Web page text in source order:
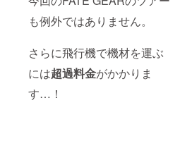
も例外ではありません。
さらに飛行機で機材を運ぶ
には超過料金がかかりま
す…！